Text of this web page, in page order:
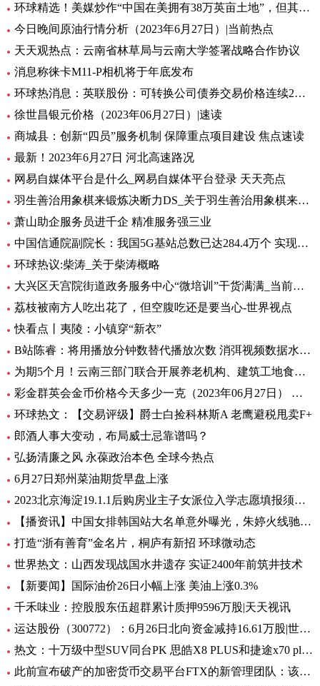
环球精选！美媒炒作“中国在美拥有38万英亩土地”，但其中数据真相了......
今日晚间原油行情分析（2023年6月27日）|当前热点
天天观热点：云南省林草局与云南大学签署战略合作协议
消息称徕卡M11-P相机将于年底发布
环球热消息：英联股份：可转换公司债券交易价格连续2个交易日内收盘价格涨幅偏离值累计超过30%
徐世昌银元价格（2023年06月27日）|速读
商城县：创新“四员”服务机制 保障重点项目建设 焦点速读
最新！2023年6月27日 河北高速路况
网易自媒体平台是什么_网易自媒体平台登录 天天亮点
羽生善治用象棋来锻炼决断力DS_关于羽生善治用象棋来锻炼决断力DS介绍
萧山助企服务员进千企 精准服务强三业
中国信通院副院长：我国5G基站总数已达284.4万个 实现“县县通5G”_热消息
环球热议:柴涛_关于柴涛概略
大兴区天宫院街道政务服务中心“微培训”干货满满_当前快看
荔枝被南方人吃出花了，但空腹吃还是要当心-世界视点
快看点丨夷陵：小镇穿“新衣”
B站陈睿：将用播放分钟数替代播放次数 消弭视频数据水分|通讯
为期5个月！云南三部门联合开展养老机构、建筑工地食堂食品安全专项检查 天天热讯
彩金群英会金币价格今天多少一克（2023年06月27日） 最新
环球热文：【交易评级】爵士白捡科林斯A 老鹰避税甩卖F+
郎酒人事大变动，布局威士忌靠谱吗？
弘扬清廉之风 永葆政治本色 全球今热点
6月27日郑州菜油期货早盘上涨
2023北京海淀19.1.1后购房业主子女派位入学志愿填报须知_今日热门
【播资讯】中国女排韩国站大名单意外曝光，朱婷火线驰援悬念揭晓，球迷沸腾
打造“浙有善育”金名片，桐庐有新招 环球微动态
世界热文：山西发现战国水井遗存 实证2400年前筑井技术
【新要闻】国际油价26日小幅上涨 美油上涨0.3%
千禾味业：控股股东伍超群累计质押9596万股|天天视讯
运达股份（300772）：6月26日北向资金减持16.61万股|世界焦点
热文：十万级中型SUV同台PK 思皓X8 PLUS和捷途x70 plus怎么
此前宣布破产的加密货币交易平台FTX的新管理团队：该公司已经恢复了70亿美元的流动性资产 世界报道